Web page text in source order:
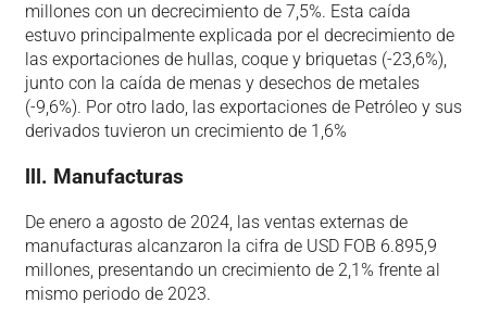
millones con un decrecimiento de 7,5%. Esta caída
estuvo principalmente explicada por el decrecimiento de
las exportaciones de hullas, coque y briquetas (-23,6%),
junto con la caída de menas y desechos de metales
(-9,6%). Por otro lado, las exportaciones de Petróleo y sus
derivados tuvieron un crecimiento de 1,6%
lll. Manufacturas
De enero a agosto de 2024, las ventas externas de
manufacturas alcanzaron la cifra de USD FOB 6.895,9
millones, presentando un crecimiento de 2,1% frente al
mismo periodo de 2023.